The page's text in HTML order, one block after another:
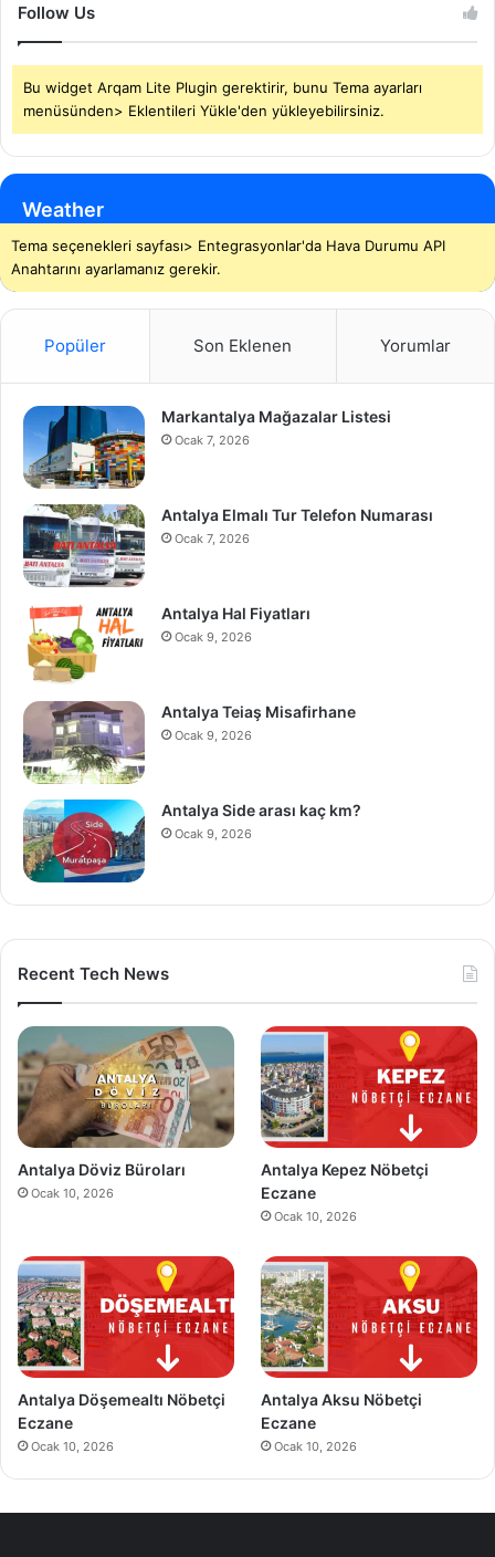
Follow Us
Bu widget Arqam Lite Plugin gerektirir, bunu Tema ayarları
menüsünden> Eklentileri Yükle'den yükleyebilirsiniz.
Weather
Tema seçenekleri sayfası> Entegrasyonlar'da Hava Durumu API
Anahtarını ayarlamanız gerekir.
Popüler Son Eklenen Yorumlar
Markantalya Mağazalar Listesi
Ocak 7, 2026
Antalya Elmalı Tur Telefon Numarası
Ocak 7, 2026
Antalya Hal Fiyatları
Ocak 9, 2026
Antalya Teiaş Misafirhane
Ocak 9, 2026
Antalya Side arası kaç km?
Ocak 9, 2026
Recent Tech News
Antalya Döviz Büroları
Ocak 10, 2026
Antalya Kepez Nöbetçi
Eczane
Ocak 10, 2026
Antalya Döşemealtı Nöbetçi
Eczane
Ocak 10, 2026
Antalya Aksu Nöbetçi
Eczane
Ocak 10, 2026